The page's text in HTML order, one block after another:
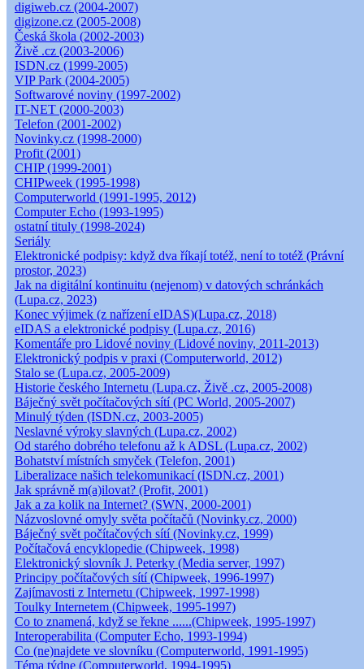
digiweb.cz (2004-2007)
digizone.cz (2005-2008)
Česká škola (2002-2003)
Živě .cz (2003-2006)
ISDN.cz (1999-2005)
VIP Park (2004-2005)
Softwarové noviny (1997-2002)
IT-NET (2000-2003)
Telefon (2001-2002)
Novinky.cz (1998-2000)
Profit (2001)
CHIP (1999-2001)
CHIPweek (1995-1998)
Computerworld (1991-1995, 2012)
Computer Echo (1993-1995)
ostatní tituly (1998-2024)
Seriály
Elektronické podpisy: když dva říkají totéž, není to totéž (Právní
prostor, 2023)
Jak na digitální kontinuitu (nejenom) v datových schránkách
(Lupa.cz, 2023)
Konec výjimek (z nařízení eIDAS)(Lupa.cz, 2018)
eIDAS a elektronické podpisy (Lupa.cz, 2016)
Komentáře pro Lidové noviny (Lidové noviny, 2011-2013)
Elektronický podpis v praxi (Computerworld, 2012)
Stalo se (Lupa.cz, 2005-2009)
Historie českého Internetu (Lupa.cz, Živě .cz, 2005-2008)
Báječný svět počítačových sítí (PC World, 2005-2007)
Minulý týden (ISDN.cz, 2003-2005)
Neslavné výroky slavných (Lupa.cz, 2002)
Od starého dobrého telefonu až k ADSL (Lupa.cz, 2002)
Bohatství místních smyček (Telefon, 2001)
Liberalizace našich telekomunikací (ISDN.cz, 2001)
Jak správně m(a)ilovat? (Profit, 2001)
Jak a za kolik na Internet? (SWN, 2000-2001)
Názvoslovné omyly světa počítačů (Novinky.cz, 2000)
Báječný svět počítačových sítí (Novinky.cz, 1999)
Počítačová encyklopedie (Chipweek, 1998)
Elektronický slovník J. Peterky (Media server, 1997)
Principy počítačových sítí (Chipweek, 1996-1997)
Zajímavosti z Internetu (Chipweek, 1997-1998)
Toulky Internetem (Chipweek, 1995-1997)
Co to znamená, když se řekne ......(Chipweek, 1995-1997)
Interoperabilita (Computer Echo, 1993-1994)
Co (ne)najdete ve slovníku (Computerworld, 1991-1995)
Téma týdne (Computerworld, 1994-1995)